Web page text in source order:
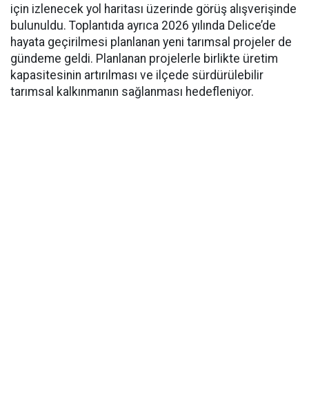
için izlenecek yol haritası üzerinde görüş alışverişinde
bulunuldu. Toplantıda ayrıca 2026 yılında Delice’de
hayata geçirilmesi planlanan yeni tarımsal projeler de
gündeme geldi. Planlanan projelerle birlikte üretim
kapasitesinin artırılması ve ilçede sürdürülebilir
tarımsal kalkınmanın sağlanması hedefleniyor.